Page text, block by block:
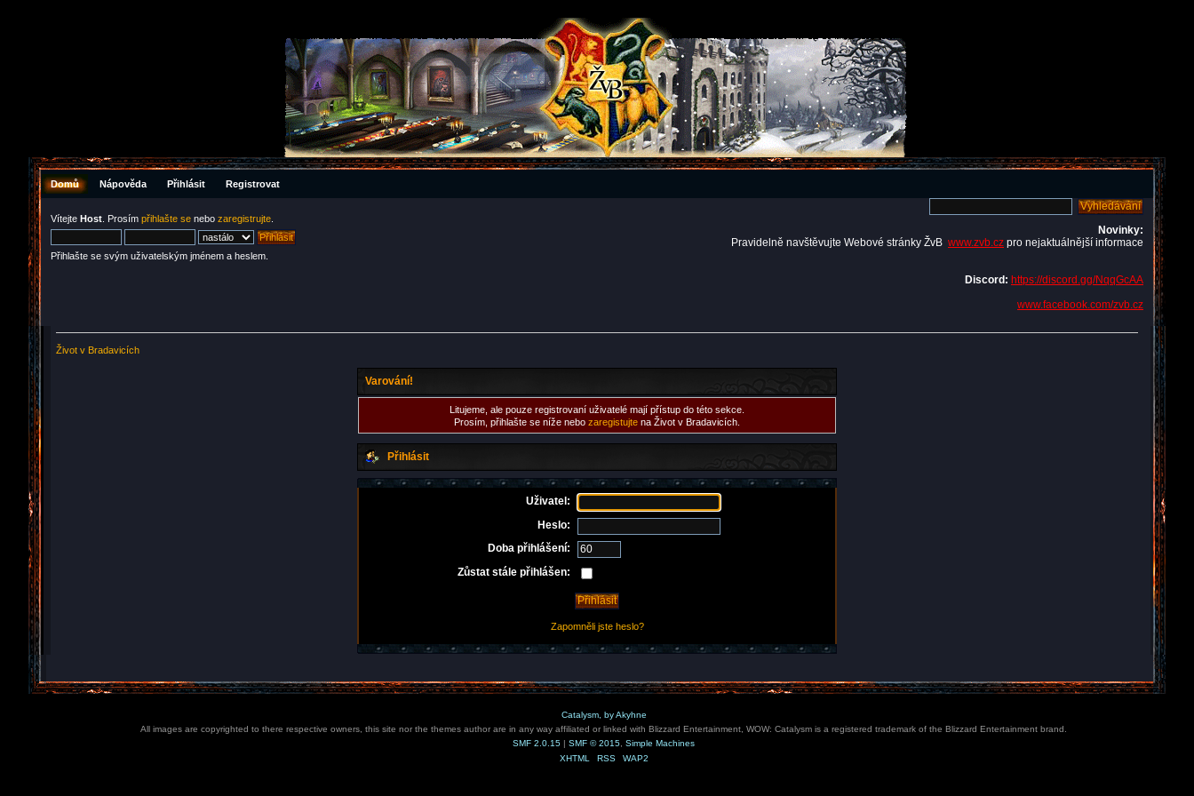
Domů Nápověda Přihlásit Registrovat
Vítejte Host . Prosím přihlašte se nebo zaregistrujte
Přihlašte se svým uživatelským jménem a heslem.
Novinky:
Pravidelně navštěvujte Webové stránky ŽvB www.zvb.cz pro nejaktuálnější informace
Discord: https://discord.gg/NqqGcAA
www.facebook.com/zvb.cz
Život v Bradavicích
Varování!
Litujeme, ale pouze registrovaní uživatelé mají přístup do této sekce.
Prosím, přihlašte se níže nebo zaregistujte na Život v Bradavicích.
Přihlásit
Uživatel:
Heslo:
Doba přihlášení:
Zůstat stále přihlášen:
Zapomněli jste heslo?
Catalysm, by Akyhne
All images are copyrighted to there respective owners, this site nor the themes author are in any way affiliated or linked with Blizzard Entertainment, WOW: Catalysm is a registered trademark of the Blizzard Entertainment brand.
SMF 2.0.15 | SMF © 2015 Simple Machines
XHTML
RSS WAP2